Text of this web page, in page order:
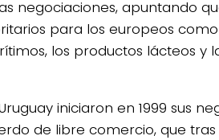
negociaciones, apuntando
para los europeos
los productos lácteos y
iniciaron en 1999 sus
de libre comercio, que